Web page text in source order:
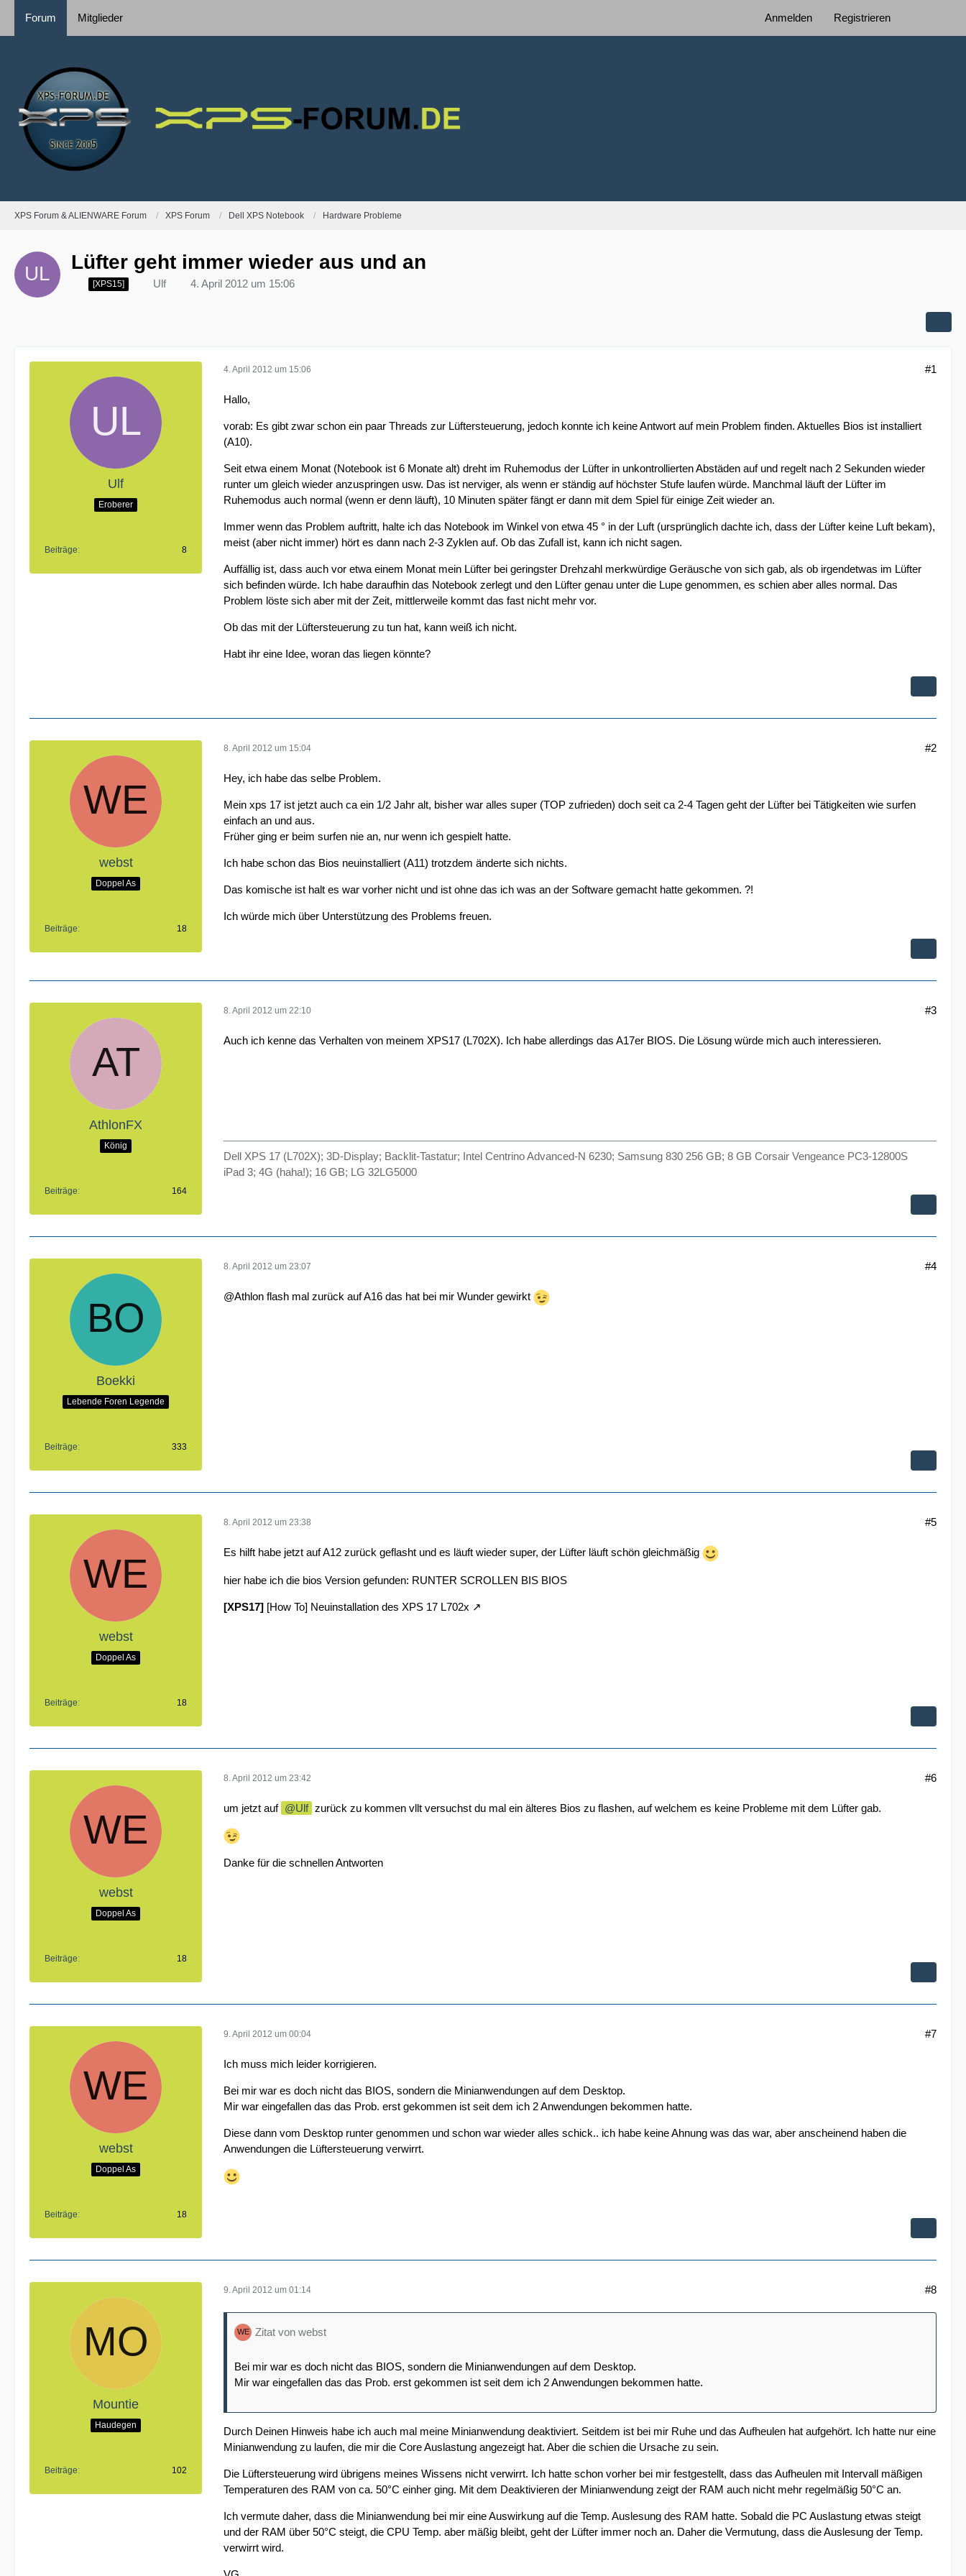
Forum Mitglieder Anmelden Registrieren
XPS Forum & ALIENWARE Forum XPS Forum Dell XPS Notebook Hardware Probleme
Lüfter geht immer wieder aus und an
[XPS15] Ulf 4. April 2012 um 15:06
Ulf
Eroberer
Beiträge 8
4. April 2012 um 15:06 #1
Hallo,
vorab: Es gibt zwar schon ein paar Threads zur Lüftersteuerung, jedoch konnte ich keine Antwort auf mein Problem finden. Aktuelles Bios ist installiert
(A10).
Seit etwa einem Monat (Notebook ist 6 Monate alt) dreht im Ruhemodus der Lüfter in unkontrollierten Abstäden auf und regelt nach 2 Sekunden wieder
runter um gleich wieder anzuspringen usw. Das ist nerviger, als wenn er ständig auf höchster Stufe laufen würde. Manchmal läuft der Lüfter im
Ruhemodus auch normal (wenn er denn läuft), 10 Minuten später fängt er dann mit dem Spiel für einige Zeit wieder an.
Immer wenn das Problem auftritt, halte ich das Notebook im Winkel von etwa 45 ° in der Luft (ursprünglich dachte ich, dass der Lüfter keine Luft bekam),
meist (aber nicht immer) hört es dann nach 2-3 Zyklen auf. Ob das Zufall ist, kann ich nicht sagen.
Auffällig ist, dass auch vor etwa einem Monat mein Lüfter bei geringster Drehzahl merkwürdige Geräusche von sich gab, als ob irgendetwas im Lüfter
sich befinden würde. Ich habe daraufhin das Notebook zerlegt und den Lüfter genau unter die Lupe genommen, es schien aber alles normal. Das
Problem löste sich aber mit der Zeit, mittlerweile kommt das fast nicht mehr vor.
Ob das mit der Lüftersteuerung zu tun hat, kann weiß ich nicht.
Habt ihr eine Idee, woran das liegen könnte?
webst
Doppel As
Beiträge 18
8. April 2012 um 15:04 #2
Hey, ich habe das selbe Problem.
Mein xps 17 ist jetzt auch ca ein 1/2 Jahr alt, bisher war alles super (TOP zufrieden) doch seit ca 2-4 Tagen geht der Lüfter bei Tätigkeiten wie surfen
einfach an und aus.
Früher ging er beim surfen nie an, nur wenn ich gespielt hatte.
Ich habe schon das Bios neuinstalliert (A11) trotzdem änderte sich nichts.
Das komische ist halt es war vorher nicht und ist ohne das ich was an der Software gemacht hatte gekommen. ?!
Ich würde mich über Unterstützung des Problems freuen.
AthlonFX
König
Beiträge 164
8. April 2012 um 22:10 #3
Auch ich kenne das Verhalten von meinem XPS17 (L702X). Ich habe allerdings das A17er BIOS. Die Lösung würde mich auch interessieren.
Dell XPS 17 (L702X); 3D-Display; Backlit-Tastatur; Intel Centrino Advanced-N 6230; Samsung 830 256 GB; 8 GB Corsair Vengeance PC3-12800S
iPad 3; 4G (haha!); 16 GB; LG 32LG5000
Boekki
Lebende Foren Legende
Beiträge 333
8. April 2012 um 23:07 #4
@Athlon flash mal zurück auf A16 das hat bei mir Wunder gewirkt
webst
Doppel As
Beiträge 18
8. April 2012 um 23:38 #5
Es hilft habe jetzt auf A12 zurück geflasht und es läuft wieder super, der Lüfter läuft schön gleichmäßig
hier habe ich die bios Version gefunden: RUNTER SCROLLEN BIS BIOS
[XPS17] [How To] Neuinstallation des XPS 17 L702x
webst
Doppel As
Beiträge 18
8. April 2012 um 23:42 #6
um jetzt auf Ulf zurück zu kommen vllt versuchst du mal ein älteres Bios zu flashen, auf welchem es keine Probleme mit dem Lüfter gab.
Danke für die schnellen Antworten
webst
Doppel As
Beiträge 18
9. April 2012 um 00:04 #7
Ich muss mich leider korrigieren.
Bei mir war es doch nicht das BIOS, sondern die Minianwendungen auf dem Desktop.
Mir war eingefallen das das Prob. erst gekommen ist seit dem ich 2 Anwendungen bekommen hatte.
Diese dann vom Desktop runter genommen und schon war wieder alles schick.. ich habe keine Ahnung was das war, aber anscheinend haben die
Anwendungen die Lüftersteuerung verwirrt.
Mountie
Haudegen
Beiträge 102
9. April 2012 um 01:14 #8
Zitat von webst
Bei mir war es doch nicht das BIOS, sondern die Minianwendungen auf dem Desktop.
Mir war eingefallen das das Prob. erst gekommen ist seit dem ich 2 Anwendungen bekommen hatte.
Durch Deinen Hinweis habe ich auch mal meine Minianwendung deaktiviert. Seitdem ist bei mir Ruhe und das Aufheulen hat aufgehört. Ich hatte nur eine
Minianwendung zu laufen, die mir die Core Auslastung angezeigt hat. Aber die schien die Ursache zu sein.
Die Lüftersteuerung wird übrigens meines Wissens nicht verwirrt. Ich hatte schon vorher bei mir festgestellt, dass das Aufheulen mit Intervall mäßigen
Temperaturen des RAM von ca. 50°C einher ging. Mit dem Deaktivieren der Minianwendung zeigt der RAM auch nicht mehr regelmäßig 50°C an.
Ich vermute daher, dass die Minianwendung bei mir eine Auswirkung auf die Temp. Auslesung des RAM hatte. Sobald die PC Auslastung etwas steigt
und der RAM über 50°C steigt, die CPU Temp. aber mäßig bleibt, geht der Lüfter immer noch an. Daher die Vermutung, dass die Auslesung der Temp.
verwirrt wird.